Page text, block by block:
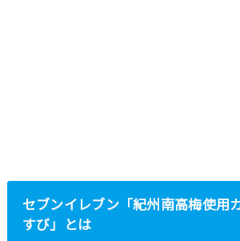
セブンイレブン「紀州南高梅使用
すび」とは